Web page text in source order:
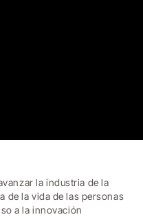
la industria de la
de la vida de las personas
a la innovación